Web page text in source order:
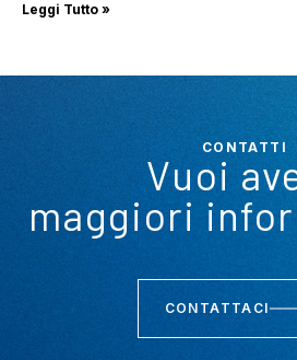
Leggi Tutto »
CONTATTI
Vuoi
maggiori
CONTATTACI